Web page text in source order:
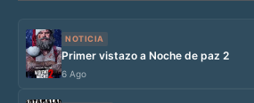
NOTICIA
Primer vistazo a Noche de paz 2
6 Ago